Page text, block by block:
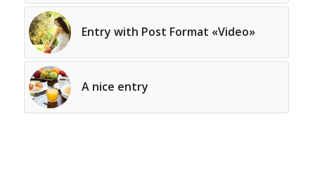
Entry with Post Format «Video»
A nice entry